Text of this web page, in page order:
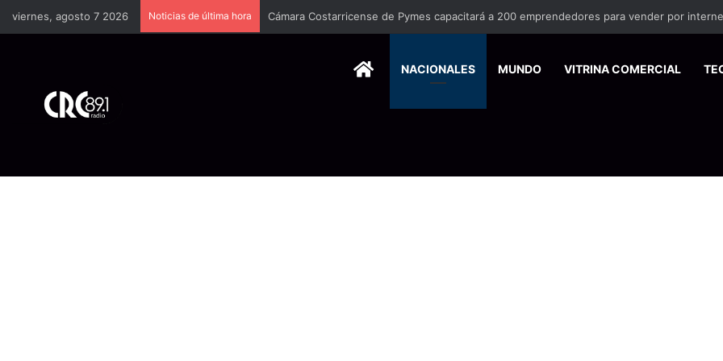
viernes, agosto 7 2026 Noticias de última hora Cámara Costarricense de Pymes capacitará a 200 emprendedores para vender por
HOMENACIONALES MUNDO VITRINA COMERCIAL